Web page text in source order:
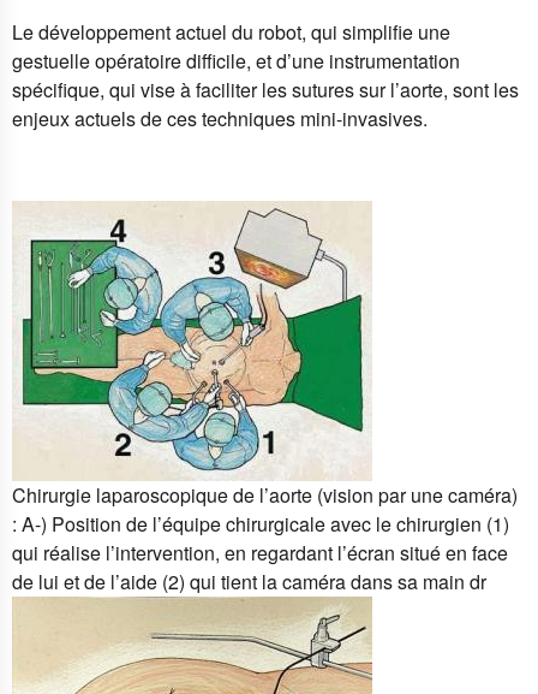
Le développement actuel du robot, qui simplifie une
gestuelle opératoire difficile, et d’une instrumentation
spécifique, qui vise à faciliter les sutures sur l’aorte, sont les
enjeux actuels de ces techniques mini-invasives.
Chirurgie laparoscopique de l’aorte (vision par une caméra)
: A-) Position de l’équipe chirurgicale avec le chirurgien (1)
qui réalise l’intervention, en regardant l’écran situé en face
de lui et de l’aide (2) qui tient la caméra dans sa main dr